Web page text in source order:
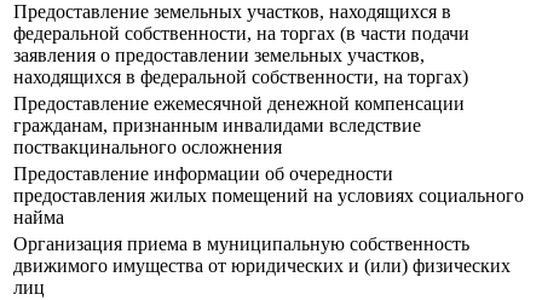
Предоставление земельных участков, находящихся в
федеральной собственности, на торгах (в части подачи
заявления о предоставлении земельных участков,
находящихся в федеральной собственности, на торгах)
Предоставление ежемесячной денежной компенсации
гражданам, признанным инвалидами вследствие
поствакцинального осложнения
Предоставление информации об очередности
предоставления жилых помещений на условиях социального
найма
Организация приема в муниципальную собственность
движимого имущества от юридических и (или) физических
лиц